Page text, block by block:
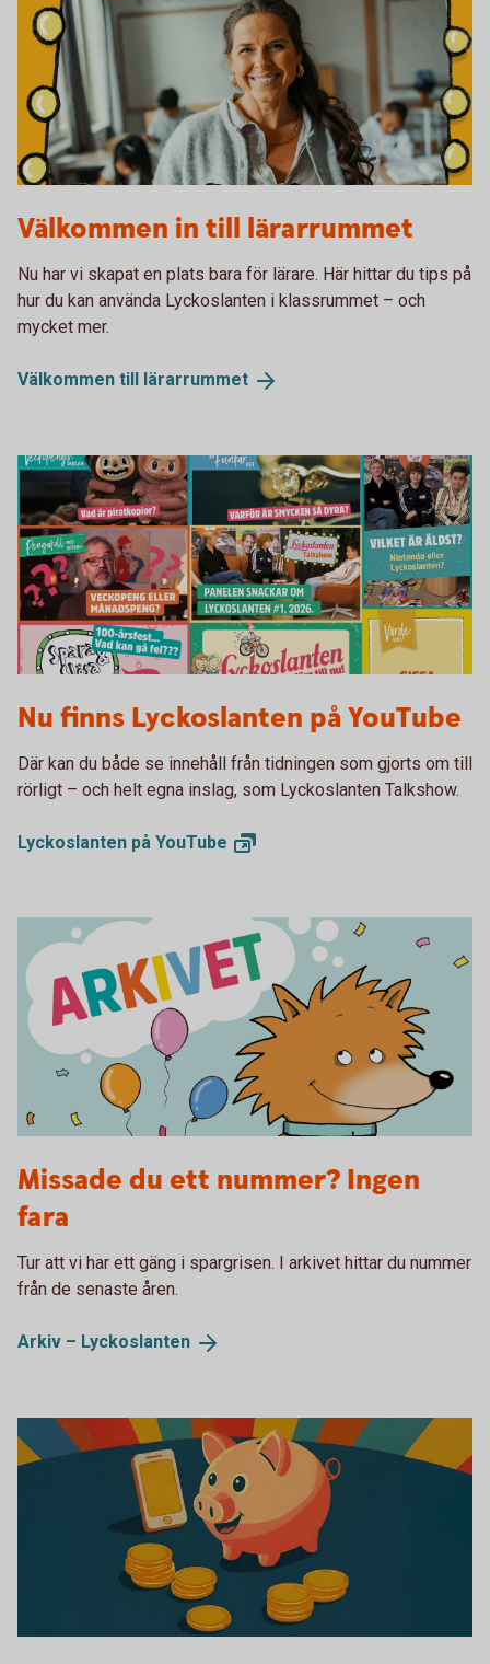
Välkommen in till lärarrummet
Nu har vi skapat en plats bara för lärare. Här hittar du tips på
hur du kan använda Lyckoslanten i klassrummet – och
mycket mer.
Välkommen till lärarrummet
Nu finns Lyckoslanten på YouTube
Där kan du både se innehåll från tidningen som gjorts om till
rörligt – och helt egna inslag, som Lyckoslanten Talkshow.
Lyckoslanten på YouTube
Missade du ett nummer? Ingen
fara
Tur att vi har ett gäng i spargrisen. I arkivet hittar du nummer
från de senaste åren.
Arkiv – Lyckoslanten